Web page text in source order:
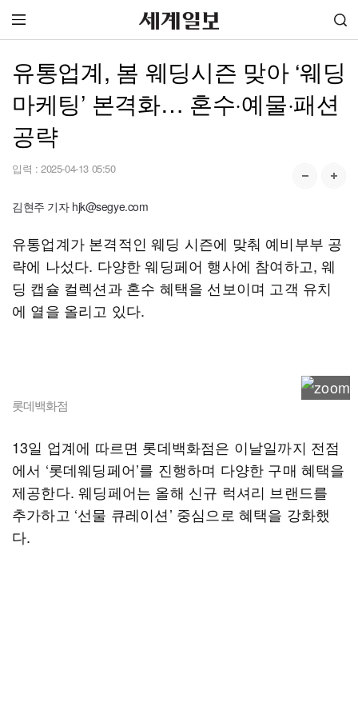
유통업계, 봄 웨딩시즌 맞아 ‘웨딩
마케팅’ 본격화… 혼수·예물·패션
공략
입력 : 2025-04-13 05:50
김현주 기자 hjk@segye.com
유통업계가 본격적인 웨딩 시즌에 맞춰 예비부부 공
략에 나섰다. 다양한 웨딩페어 행사에 참여하고, 웨
딩 캡슐 컬렉션과 혼수 혜택을 선보이며 고객 유치
에 열을 올리고 있다.
롯데백화점
13일 업계에 따르면 롯데백화점은 이날일까지 전점
에서 ‘롯데웨딩페어’를 진행하며 다양한 구매 혜택을
제공한다. 웨딩페어는 올해 신규 럭셔리 브랜드를
추가하고 ‘선물 큐레이션’ 중심으로 혜택을 강화했
다.